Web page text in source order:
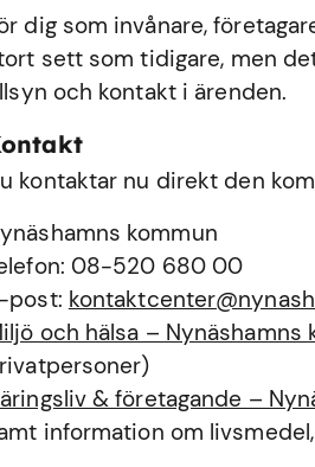
dig som invånare,
sett som tidigare, men
och kontakt i ärenden.
kontaktar nu direkt den
kommun
08-520 680 00
post:
och hälsa – Nynäshamns
& företagande –
information om